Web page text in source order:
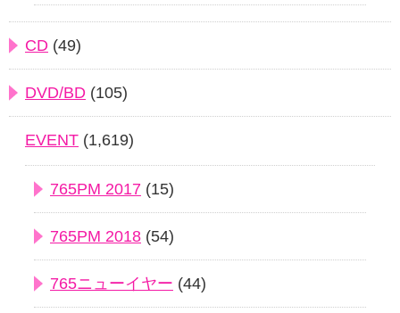
CD (49)
DVD/BD (105)
EVENT (1,619)
765PM 2017 (15)
765PM 2018 (54)
765ニューイヤー (44)